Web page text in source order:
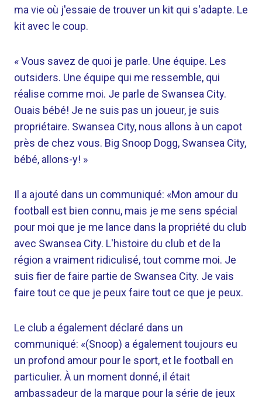
ma vie où j'essaie de trouver un kit qui s'adapte. Le
kit avec le coup.
« Vous savez de quoi je parle. Une équipe. Les
outsiders. Une équipe qui me ressemble, qui
réalise comme moi. Je parle de Swansea City.
Ouais bébé! Je ne suis pas un joueur, je suis
propriétaire. Swansea City, nous allons à un capot
près de chez vous. Big Snoop Dogg, Swansea City,
bébé, allons-y! »
Il a ajouté dans un communiqué: «Mon amour du
football est bien connu, mais je me sens spécial
pour moi que je me lance dans la propriété du club
avec Swansea City. L'histoire du club et de la
région a vraiment ridiculisé, tout comme moi. Je
suis fier de faire partie de Swansea City. Je vais
faire tout ce que je peux faire tout ce que je peux.
Le club a également déclaré dans un
communiqué: «(Snoop) a également toujours eu
un profond amour pour le sport, et le football en
particulier. À un moment donné, il était
ambassadeur de la marque pour la série de jeux